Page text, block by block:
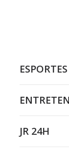
ESPORTES
JR 24H